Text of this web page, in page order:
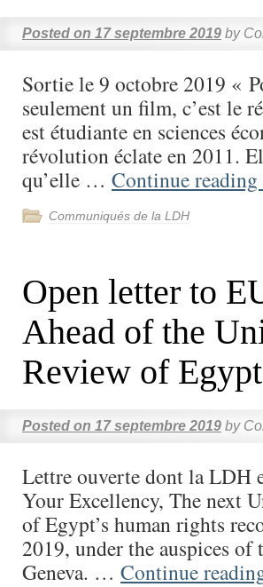
Posted on 17 septembre 2019 by
Sortie le 9 octobre 2019 «
seulement un film, c’est le
est étudiante en sciences
révolution éclate en 2011.
qu’elle … Continue reading
Communiqués de la LDH
Open letter to
Ahead of the
Review of Egypt
Posted on 17 septembre 2019 by
Lettre ouverte dont la LDH
Your Excellency, The next
of Egypt’s human rights
2019, under the auspices
Geneva. … Continue